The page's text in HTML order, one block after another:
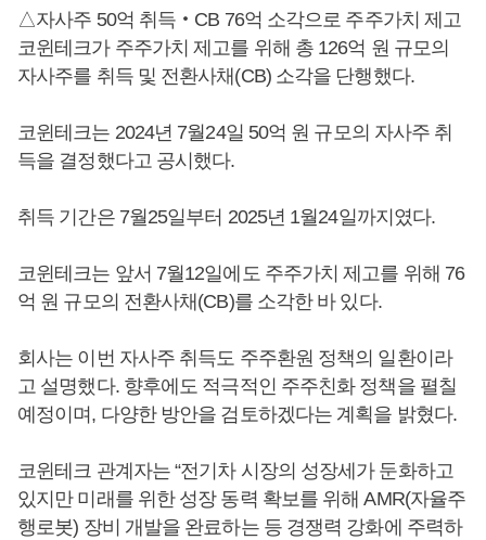
△자사주 50억 취득‧CB 76억 소각으로 주주가치 제고
코윈테크가 주주가치 제고를 위해 총 126억 원 규모의
자사주를 취득 및 전환사채(CB) 소각을 단행했다.
코윈테크는 2024년 7월24일 50억 원 규모의 자사주 취
득을 결정했다고 공시했다.
취득 기간은 7월25일부터 2025년 1월24일까지였다.
코윈테크는 앞서 7월12일에도 주주가치 제고를 위해 76
억 원 규모의 전환사채(CB)를 소각한 바 있다.
회사는 이번 자사주 취득도 주주환원 정책의 일환이라
고 설명했다. 향후에도 적극적인 주주친화 정책을 펼칠
예정이며, 다양한 방안을 검토하겠다는 계획을 밝혔다.
코윈테크 관계자는 “전기차 시장의 성장세가 둔화하고
있지만 미래를 위한 성장 동력 확보를 위해 AMR(자율주
행로봇) 장비 개발을 완료하는 등 경쟁력 강화에 주력하